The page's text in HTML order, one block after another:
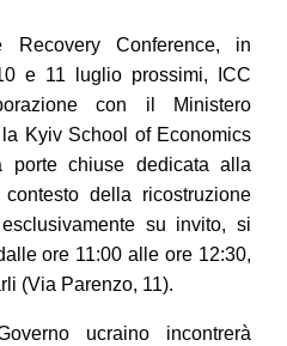
Recovery Conference, in
e 11 luglio prossimi, ICC
con il
Ministero
Kyiv School of Economics
porte chiuse dedicata alla
della ricostruzione
esclusivamente su invito, si
ore 11:00 alle ore 12:30,
(Via Parenzo, 11).
ucraino incontrerà